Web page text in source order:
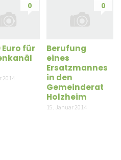
0
Euro für
2014
0
Berufung
eines
Ersatzmannes
in den
Gemeinderat
Holzheim
15. Januar 2014